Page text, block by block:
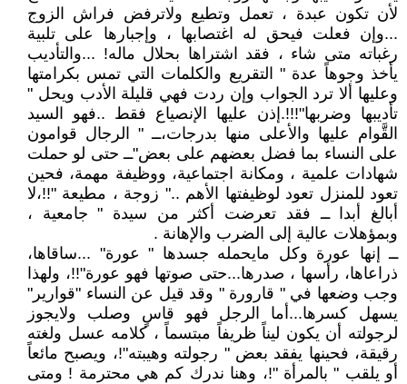
لأن تكون عبدة ، تعمل وتطيع ولاترفض فراش الزوج
...وإن فعلت فيحق له اغتصابها ، وإجبارها على تلبية
رغباته متى شاء ، فقد اشتراها بحلال ماله! ...والتأديب
يأخذ وجوهاً عدة " التقريع والكلمات التي تمس بكرامتها
وعليها ألا ترد الجواب وإن ردت فهي قليلة الأدب ويحل "
تأديبها وضربها"!!!.إذن عليها الإنصياع فقط ..فهو السيد
القَّوام عليها والأعلى منها بدرجات،ــ " الرجال قوامون
على النساء بما فضل بعضهم على بعض"ــ حتى لو حملت
شهادات علمية ، ومكانة اجتماعية، ووظيفة مهمة، فحين
تعود للمنزل تعود لوظيفتها الأهم .." زوجة ، مطيعة "!!،لا
أبالغ أبدا ــ فقد تعرضت أكثر من سيدة " جامعية ،
وبمؤهلات عالية إلى الضرب والإهانة .
ــ إنها عورة وكل مايحمله جسدها " عورة" ...ساقاها،
ذراعاها، رأسها ، صدرها...حتى صوتها فهو عورة"!!، ولهذا
وجب وضعها في " قارورة " وقد قيل عن النساء "قوارير"
يسهل كسرها...أما الرجل فهو قاسٍ وصلب ولايجوز
لرجولته أن يكون ليناً ظريفاً مبتسماً ، كلامه عسل ولغته
رقيقة، فحينها يفقد بعض " رجولته وهيبته"!، ويصبح مائعاً
أو يلقب " بالمرأة "!، وهنا ندرك كم هي محترمة ! ومتى